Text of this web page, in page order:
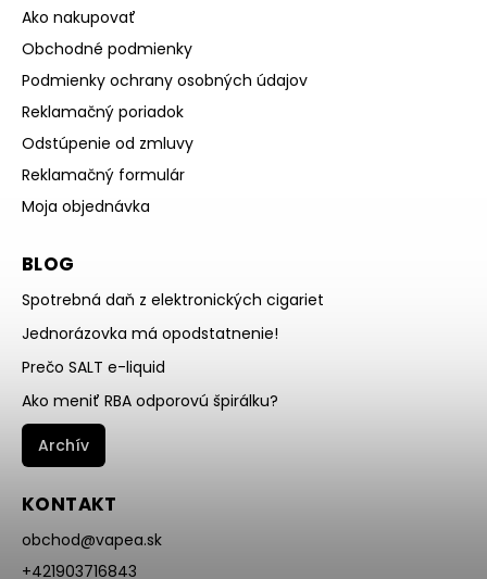
Ako nakupovať
Obchodné podmienky
Podmienky ochrany osobných údajov
Reklamačný poriadok
Odstúpenie od zmluvy
Reklamačný formulár
Moja objednávka
BLOG
Spotrebná daň z elektronických cigariet
Jednorázovka má opodstatnenie!
Prečo SALT e-liquid
Ako meniť RBA odporovú špirálku?
Archív
KONTAKT
obchod@vapea.sk
+421903716843